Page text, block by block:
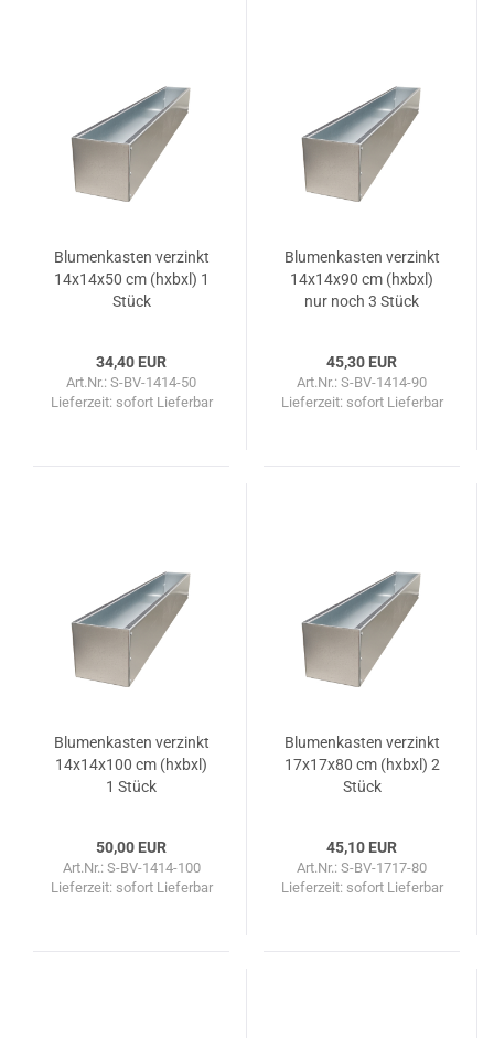
Blu­men­kas­ten ver­zinkt
14x14x50 cm (hxbxl) 1
Stück
34,40 EUR
Art.Nr.: S-BV-1414-50
Lieferzeit: sofort Lieferbar
Blu­men­kas­ten ver­zinkt
14x14x90 cm (hxbxl)
nur noch 3 Stück
45,30 EUR
Art.Nr.: S-BV-1414-90
Lieferzeit: sofort Lieferbar
Blu­men­kas­ten ver­zinkt
14x14x100 cm (hxbxl)
1 Stück
50,00 EUR
Art.Nr.: S-BV-1414-100
Lieferzeit: sofort Lieferbar
Blu­men­kas­ten ver­zinkt
17x17x80 cm (hxbxl) 2
Stück
45,10 EUR
Art.Nr.: S-BV-1717-80
Lieferzeit: sofort Lieferbar